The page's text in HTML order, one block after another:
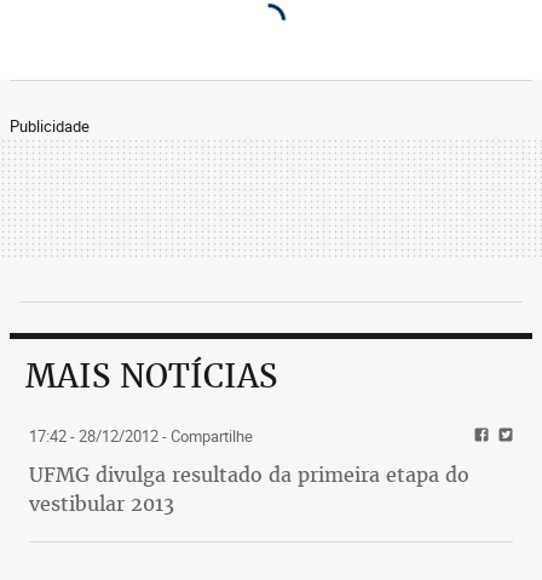
Publicidade
MAIS NOTÍCIAS
17:42 - 28/12/2012- Compartilhe
UFMG divulga resultado da primeira etapa do
vestibular 2013